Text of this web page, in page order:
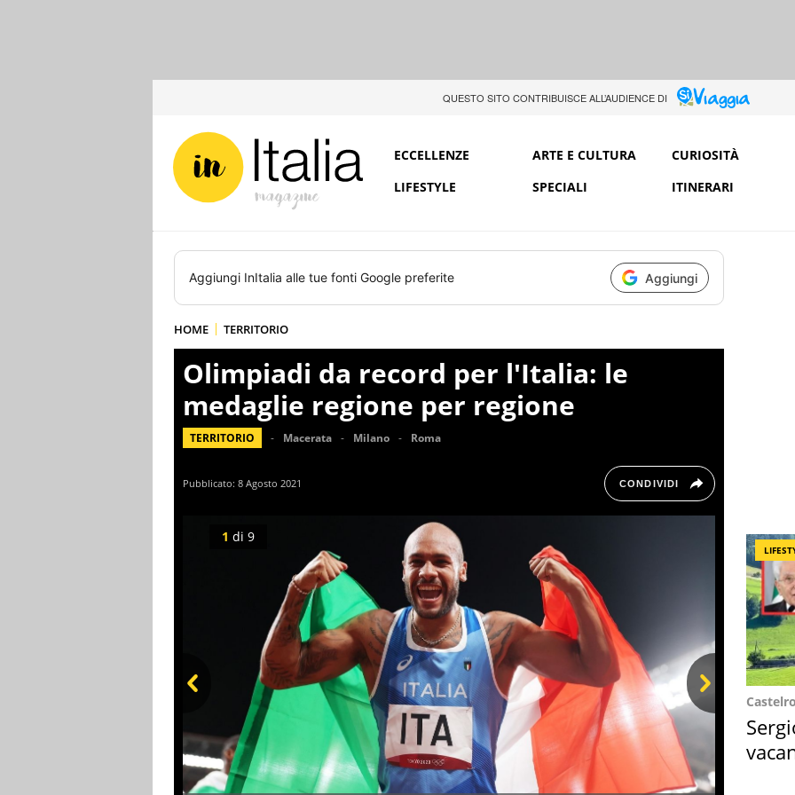
QUESTO SITO CONTRIBUISCE ALL’AUDIENCE DI
ECCELLENZE ARTE E CULTURA
CURIOSITÀ
LIFESTYLE
SPECIALI ITINERARI
Aggiungi InItalia alle tue fonti Google preferite Aggiungi
HOME TERRITORIO
Olimpiadi da record per l'Italia: le
medaglie regione per regione
TERRITORIO Macerata Milano Roma
Pubblicato: 8 Agosto 2021 CONDIVIDI
1 di 9